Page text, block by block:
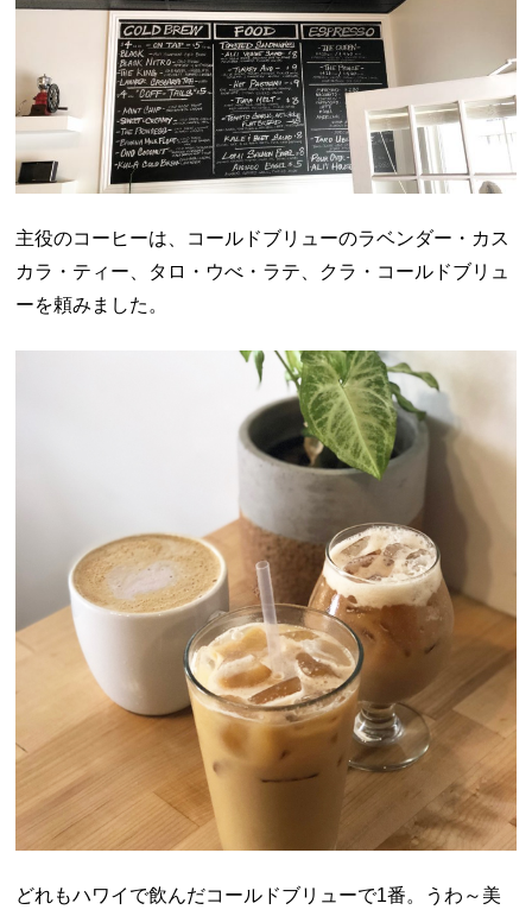
主役のコーヒーは、コールドブリューのラベンダー・カス
カラ・ティー、タロ・ウべ・ラテ、クラ・コールドブリュ
ーを頼みました。
どれもハワイで飲んだコールドブリューで1番。うわ～美